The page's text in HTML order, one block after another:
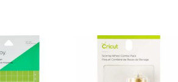
Auf die
Wunschliste
Wunschliste